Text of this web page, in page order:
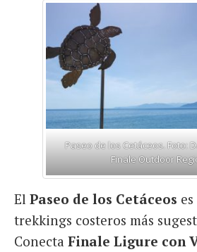
Paseo de los Cetáceos. Foto:
Finale Outdoor
El Paseo de los Cetáceos
trekkings costeros más
Conecta Finale Ligure con